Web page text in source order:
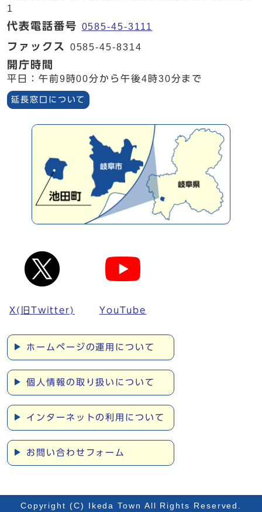
1
代表電話番号 0585-45-3111
ファックス 0585-45-8314
開庁時間
平日：午前9時00分から午後4時30分まで
延長窓口について
X(旧Twitter) YouTube
ホームページの運用について
個人情報の取り扱いについて
インターネットの利用について
お問い合わせフォーム
Copyright (C) Ikeda Town All Rights Reserved.